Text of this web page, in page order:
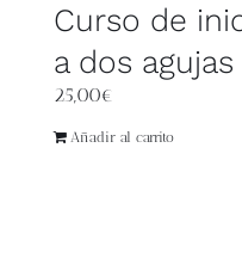
Curso de
a dos agujas
25,00€
Añadir al carrito